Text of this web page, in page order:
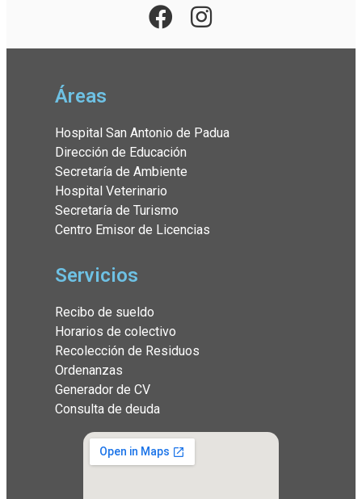
Áreas
Hospital San Antonio de Padua
Dirección de Educación
Secretaría de Ambiente
Hospital Veterinario
Secretaría de Turismo
Centro Emisor de Licencias
Servicios
Recibo de sueldo
Horarios de colectivo
Recolección de Residuos
Ordenanzas
Generador de CV
Consulta de deuda